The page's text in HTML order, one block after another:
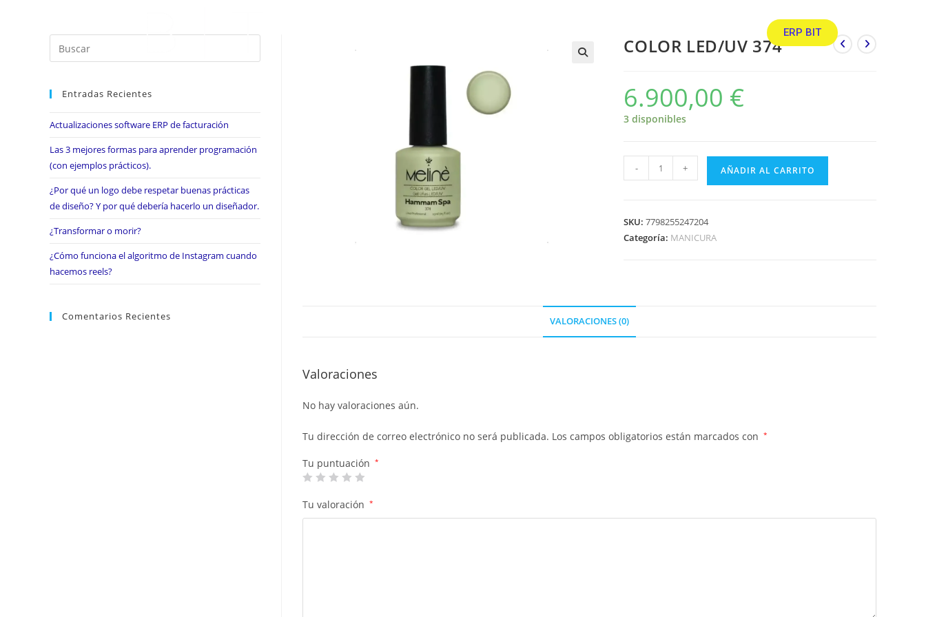
ERP BIT
COLOR LED/UV 374
6.900,00 €
3 disponibles
- + AÑADIR AL CARRITO
SKU:7798255247204
Categoría: MANICURA
VALORACIONES (0)
Valoraciones
No hay valoraciones aún.
Tu dirección de correo electrónico no será publicada. Los campos obligatorios están marcados con *
Tu puntuación *
Tu valoración *
Entradas Recientes
Actualizaciones software ERP de facturación
Las 3 mejores formas para aprender programación
(con ejemplos prácticos).
¿Por qué un logo debe respetar buenas prácticas
de diseño? Y por qué debería hacerlo un diseñador.
¿Transformar o morir?
¿Cómo funciona el algoritmo de Instagram cuando
hacemos reels?
Comentarios Recientes